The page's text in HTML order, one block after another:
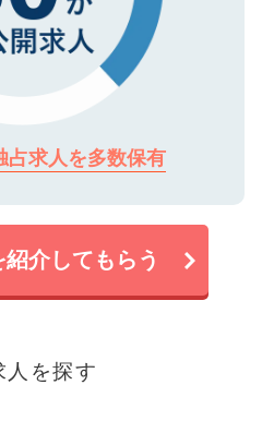
占求人を多数保有
介してもらう
を探す